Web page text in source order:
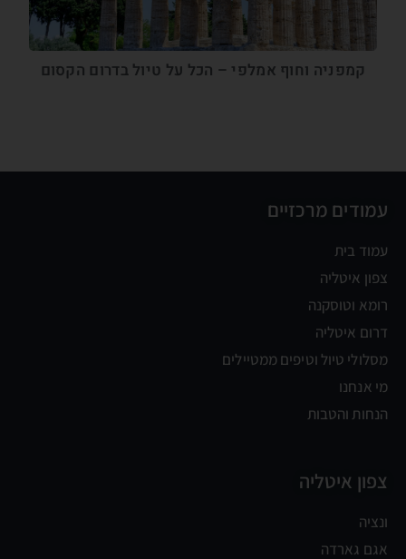
קמפניה וחוף אמלפי – הכל על טיול בדרום הקסום
עמודים מרכזיים
עמוד בית
צפון איטליה
רומא וטוסקנה
דרום איטליה
מסלולי טיול וטיפים ממטיילים
מי אנחנו
הנחות והטבות
צפון איטליה
ונציה
אגם גארדה